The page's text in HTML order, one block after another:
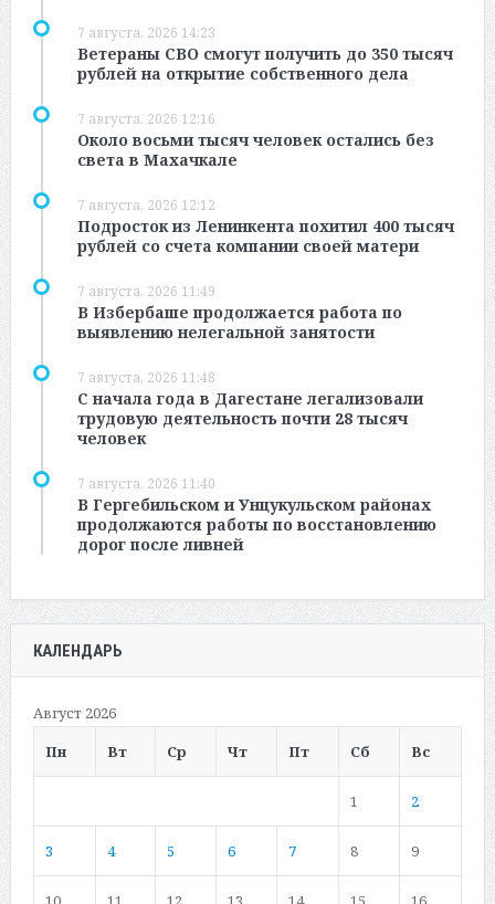
7 августа, 2026 14:23
Ветераны СВО смогут получить до 350 тысяч
рублей на открытие собственного дела
7 августа, 2026 12:16
Около восьми тысяч человек остались без
света в Махачкале
7 августа, 2026 12:12
Подросток из Ленинкента похитил 400 тысяч
рублей со счета компании своей матери
7 августа, 2026 11:49
В Избербаше продолжается работа по
выявлению нелегальной занятости
7 августа, 2026 11:48
С начала года в Дагестане легализовали
трудовую деятельность почти 28 тысяч
человек
7 августа, 2026 11:40
В Гергебильском и Унцукульском районах
продолжаются работы по восстановлению
дорог после ливней
КАЛЕНДАРЬ
Август 2026
Пн
Вт Ср Чт Пт Сб Вс
1 2
3 4 5 6 7 8 9